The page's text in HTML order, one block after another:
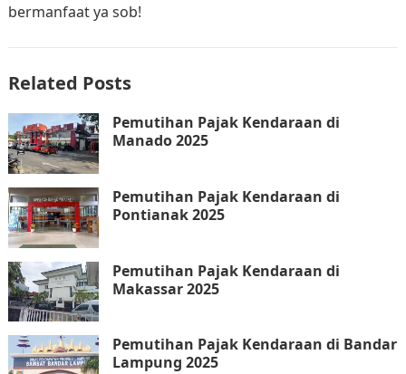
bermanfaat ya sob!
Related Posts
Pemutihan Pajak Kendaraan di
Manado 2025
Pemutihan Pajak Kendaraan di
Pontianak 2025
Pemutihan Pajak Kendaraan di
Makassar 2025
Pemutihan Pajak Kendaraan di Bandar
Lampung 2025